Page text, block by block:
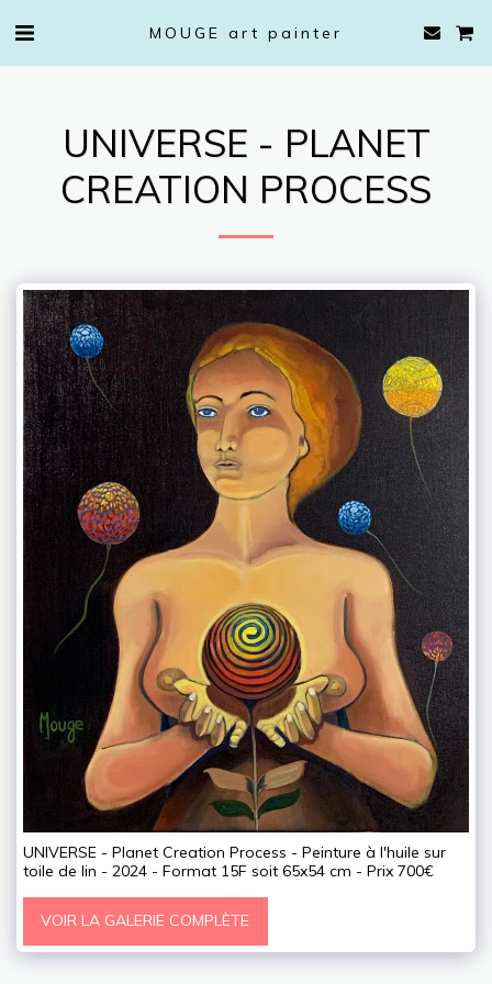
MOUGE art painter
UNIVERSE - PLANET
CREATION PROCESS
UNIVERSE - Planet Creation Process - Peinture à l'huile sur
toile de lin - 2024 - Format 15F soit 65x54 cm - Prix 700€
VOIR LA GALERIE COMPLÈTE